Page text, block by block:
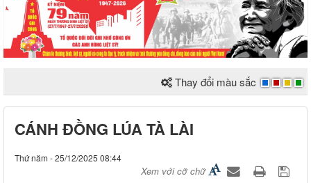
Thay đổi màu sắc
CÁNH ĐỒNG LÚA TÀ LÀI
Thứ năm - 25/12/2025 08:44
Xem với cỡ chữ